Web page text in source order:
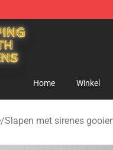
With Sirens
Home Winkel
/Slapen met sirenes